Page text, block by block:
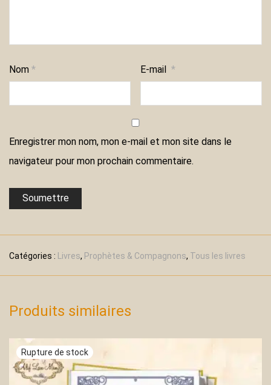
Nom * E-mail*
Enregistrer mon nom, mon e-mail et mon site dans le
navigateur pour mon prochain commentaire.
Catégories : Livres, Prophètes & Compagnons, Tous les livres
Produits similaires